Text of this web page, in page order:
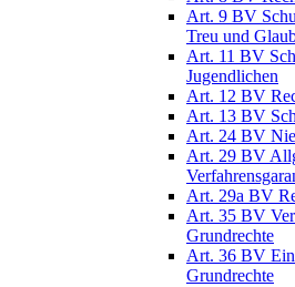
Art. 9 BV
Treu und
Art. 11 BV
Jugendlichen
Art. 12 BV
Art. 13 BV
Art. 24 BV
Art. 29 BV
Art. 29a BV
Art. 35 BV
Grundrechte
Art. 36 BV
Grundrechte